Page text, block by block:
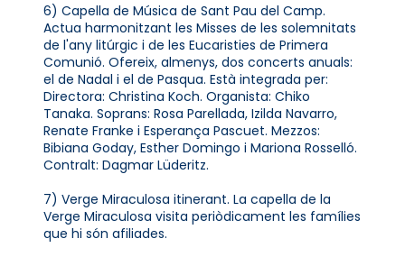
6) Capella de Música de Sant Pau del Camp.
Actua harmonitzant les Misses de les solemnitats
de l'any litúrgic i de les Eucaristies de Primera
Comunió. Ofereix, almenys, dos concerts anuals:
el de Nadal i el de Pasqua. Està integrada per:
Directora: Christina Koch. Organista: Chiko
Tanaka. Soprans: Rosa Parellada, Izilda Navarro,
Renate Franke i Esperança Pascuet. Mezzos:
Bibiana Goday, Esther Domingo i Mariona Rosselló.
Contralt: Dagmar Lüderitz.
7) Verge Miraculosa itinerant. La capella de la
Verge Miraculosa visita periòdicament les famílies
que hi són afiliades.